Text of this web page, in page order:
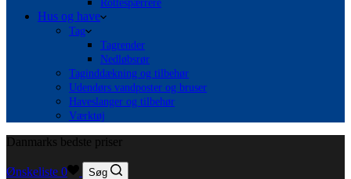
Rottespærrere
Hus og have
Tag
Tagrender
Nedløbsrør
Taginddækning og tilbehør
Udendørs vandposter og bruser
Haveslanger og tilbehør
Værktøj
Danmarks bedste priser
Ønskeliste 0 Søg